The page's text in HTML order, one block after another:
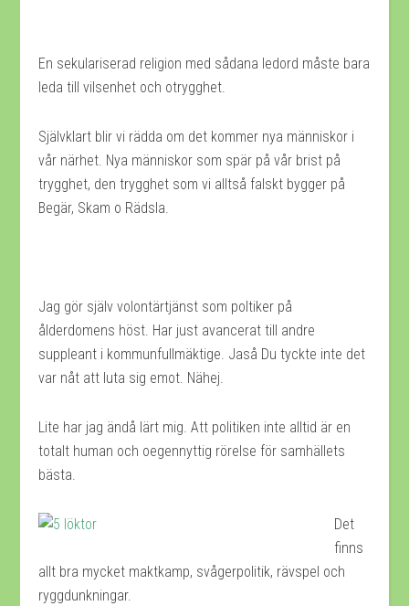
En sekulariserad religion med sådana ledord måste bara
leda till vilsenhet och otrygghet.
Självklart blir vi rädda om det kommer nya människor i
vår närhet. Nya människor som spär på vår brist på
trygghet, den trygghet som vi alltså falskt bygger på
Begär, Skam o Rädsla.
Jag gör själv volontärtjänst som poltiker på
ålderdomens höst. Har just avancerat till andre
suppleant i kommunfullmäktige. Jaså Du tyckte inte det
var nåt att luta sig emot. Nähej.
Lite har jag ändå lärt mig. Att politiken inte alltid är en
totalt human och oegennyttig rörelse för samhällets
bästa.
Det
finns
allt bra mycket maktkamp, svågerpolitik, rävspel och
ryggdunkningar.